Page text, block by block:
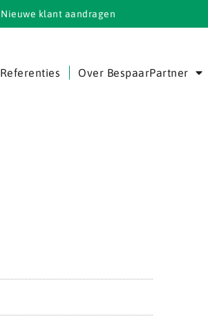
Nieuwe klant aandragen
Referenties Over BespaarPartner